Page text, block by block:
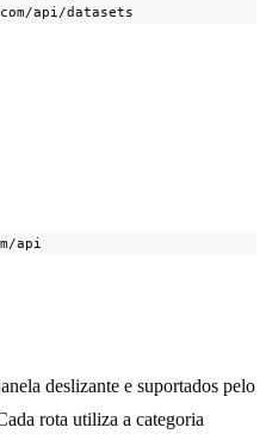
api/datasets
api
deslizante e suportados pelo
rota utiliza a categoria